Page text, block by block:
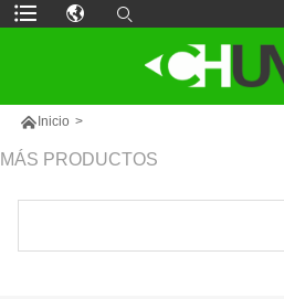
 Inicio >
MÁS PRODUCTOS